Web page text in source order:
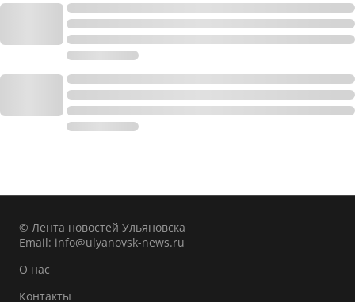
© Лента новостей Ульяновска
Email: info@ulyanovsk-news.ru
О нас
Контакты